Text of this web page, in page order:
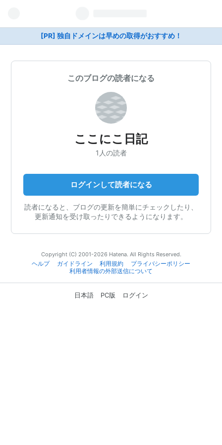
[PR] 独自ドメインは早めの取得がおすすめ！
このブログの読者になる
ここにこ日記
1人の読者
ログインして読者になる
読者になると、ブログの更新を簡単にチェックしたり、
更新通知を受け取ったりできるようになります。
Copyright (C) 2001-2026 Hatena. All Rights Reserved.
ヘルプ
ガイドライン 利用規約
プライバシーポリシー
利用者情報の外部送信について
日本語 PC版 ログイン